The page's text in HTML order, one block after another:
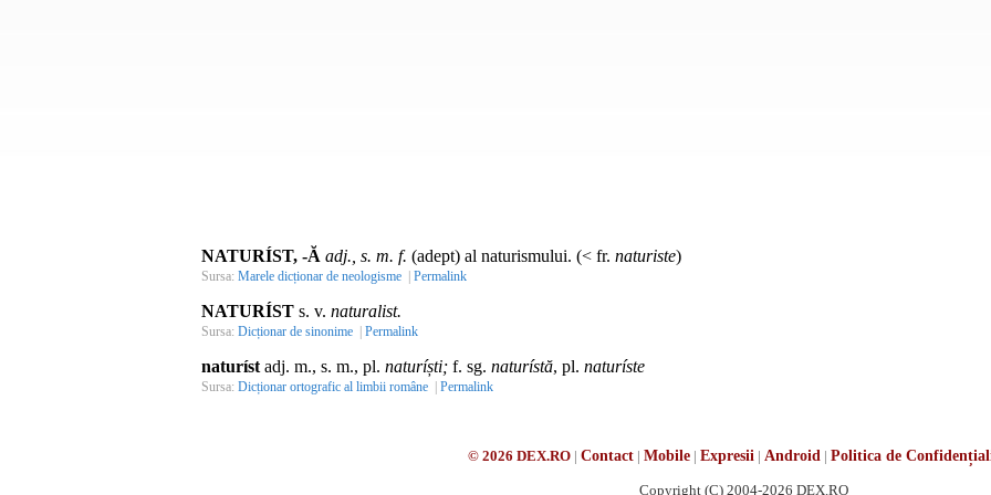
NATURÍST, -Ă adj., s. m. f. (adept) al naturismului. (< fr. naturiste)
Sursa: Marele dicționar de neologisme | Permalink
NATURÍST s. v. naturalist.
Sursa: Dicționar de sinonime | Permalink
naturíst adj. m., s. m., pl. naturíști; f. sg. naturístă, pl. naturíste
Sursa: Dicționar ortografic al limbii române | Permalink
© 2026 DEX.RO| Contact| Mobile| Expresii | Android | Politica de
Copyright (C) 2004-2026 DEX.RO